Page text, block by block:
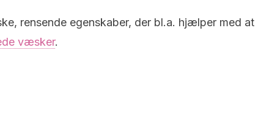
rensende egenskaber, der bl.a. hjælper med at
væsker.